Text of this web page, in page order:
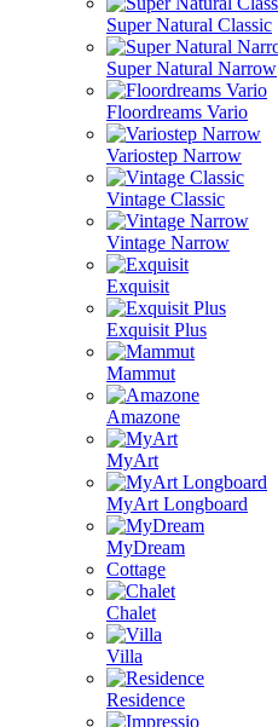
Super Natural Classic
Super Natural Narrow
Floordreams Vario
Variostep Narrow
Vintage Classic
Vintage Narrow
Exquisit
Exquisit Plus
Mammut
Amazone
MyArt
MyArt Longboard
MyDream
Cottage
Chalet
Villa
Residence